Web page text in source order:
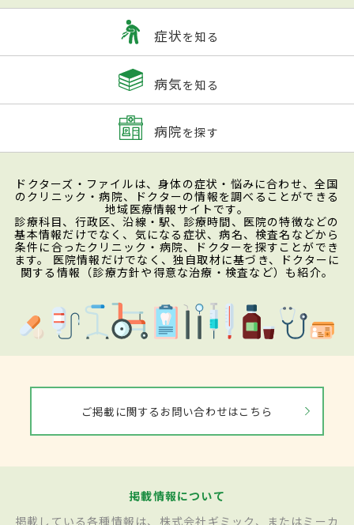
症状を知る
病気を知る
病院を探す
ドクターズ・ファイルは、身体の症状・悩みに合わせ、全国
のクリニック・病院、ドクターの情報を調べることができる
地域医療情報サイトです。
診療科目、行政区、沿線・駅、診療時間、医院の特徴などの
基本情報だけでなく、気になる症状、病名、検査名などから
条件に合ったクリニック・病院、ドクターを探すことができ
ます。 医院情報だけでなく、独自取材に基づき、ドクターに
関する情報（診療方針や得意な治療・検査など）も紹介。
ご掲載に関するお問い合わせはこちら
掲載情報について
掲載している各種情報は、株式会社ギミック、またはミーカ